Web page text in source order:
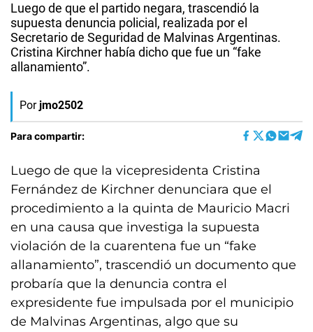
Luego de que el partido negara, trascendió la
supuesta denuncia policial, realizada por el
Secretario de Seguridad de Malvinas Argentinas.
Cristina Kirchner había dicho que fue un “fake
allanamiento”.
Por jmo2502
Para compartir:
Luego de que la vicepresidenta Cristina
Fernández de Kirchner denunciara que el
procedimiento a la quinta de Mauricio Macri
en una causa que investiga la supuesta
violación de la cuarentena fue un “fake
allanamiento”, trascendió un documento que
probaría que la denuncia contra el
expresidente fue impulsada por el municipio
de Malvinas Argentinas, algo que su